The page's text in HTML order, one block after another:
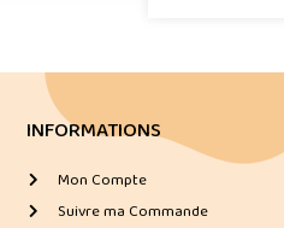
INFORMATIONS
Mon Compte
Suivre ma Commande